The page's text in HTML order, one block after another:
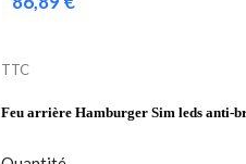
TTC
Feu arrière Hamburger Sim leds anti-